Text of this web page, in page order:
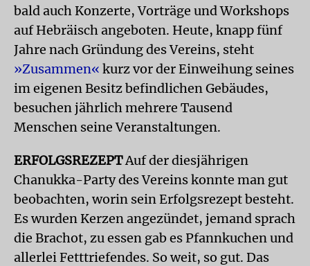
bald auch Konzerte, Vorträge und Workshops
auf Hebräisch angeboten. Heute, knapp fünf
Jahre nach Gründung des Vereins, steht
»Zusammen« kurz vor der Einweihung seines
im eigenen Besitz befindlichen Gebäudes,
besuchen jährlich mehrere Tausend
Menschen seine Veranstaltungen.
ERFOLGSREZEPTAuf der diesjährigen
Chanukka-Party des Vereins konnte man gut
beobachten, worin sein Erfolgsrezept besteht.
Es wurden Kerzen angezündet, jemand sprach
die Brachot, zu essen gab es Pfannkuchen und
allerlei Fetttriefendes. So weit, so gut. Das